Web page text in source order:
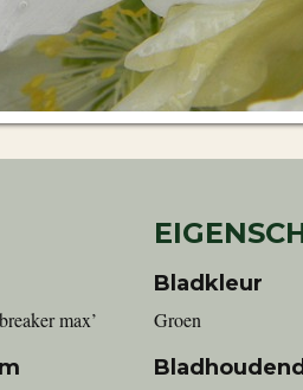
max’
Bladkleur
Groen
Bladhoudend